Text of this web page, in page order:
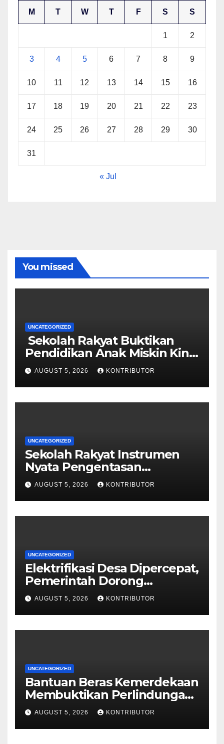
M T W T F S S
1 2
3 4 5 6 7 8 9
10 11 12 13 14 15 16
17 18 19 20 21 22 23
24 25 26 27 28 29 30
31
« Jul
You missed
UNCATEGORIZED
Sekolah Rakyat Buktikan
Pendidikan Anak Miskin Kini
Menjadi Prioritas Negara
AUGUST 5, 2026 KONTRIBUTOR
UNCATEGORIZED
Sekolah Rakyat Instrumen
Nyata Pengentasan
Kemiskinan Antargenerasi
AUGUST 5, 2026 KONTRIBUTOR
UNCATEGORIZED
Elektrifikasi Desa Dipercepat,
Pemerintah Dorong
Ketahanan Energi dan
Kesejahteraan Masyarakat
AUGUST 5, 2026 KONTRIBUTOR
UNCATEGORIZED
Bantuan Beras Kemerdekaan
Membuktikan Perlindungan
Sosial Berjalan sampai ke
Rumah Rakyat
AUGUST 5, 2026 KONTRIBUTOR